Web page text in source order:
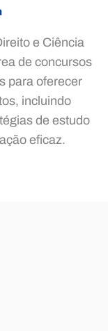
e Ciência
de concursos
para oferecer
incluindo
de estudo
eficaz.